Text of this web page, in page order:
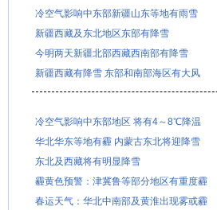
冷空气影响中东部新疆山东等地有雨雪
新疆西藏及东北地区东部有降雪
今明两天新疆北部西藏西南部有降雪
新疆西藏有降雪 东部和南部海区有大风
冷空气影响中东部地区 将有4～8℃降温
华北华东等地有霾 内蒙古东北将迎降雪
东北及西藏将有明显降雪
霾黄色预警：津冀鲁等部分地区有重度霾
春运天气：华北中南部及黄淮出现雾或霾